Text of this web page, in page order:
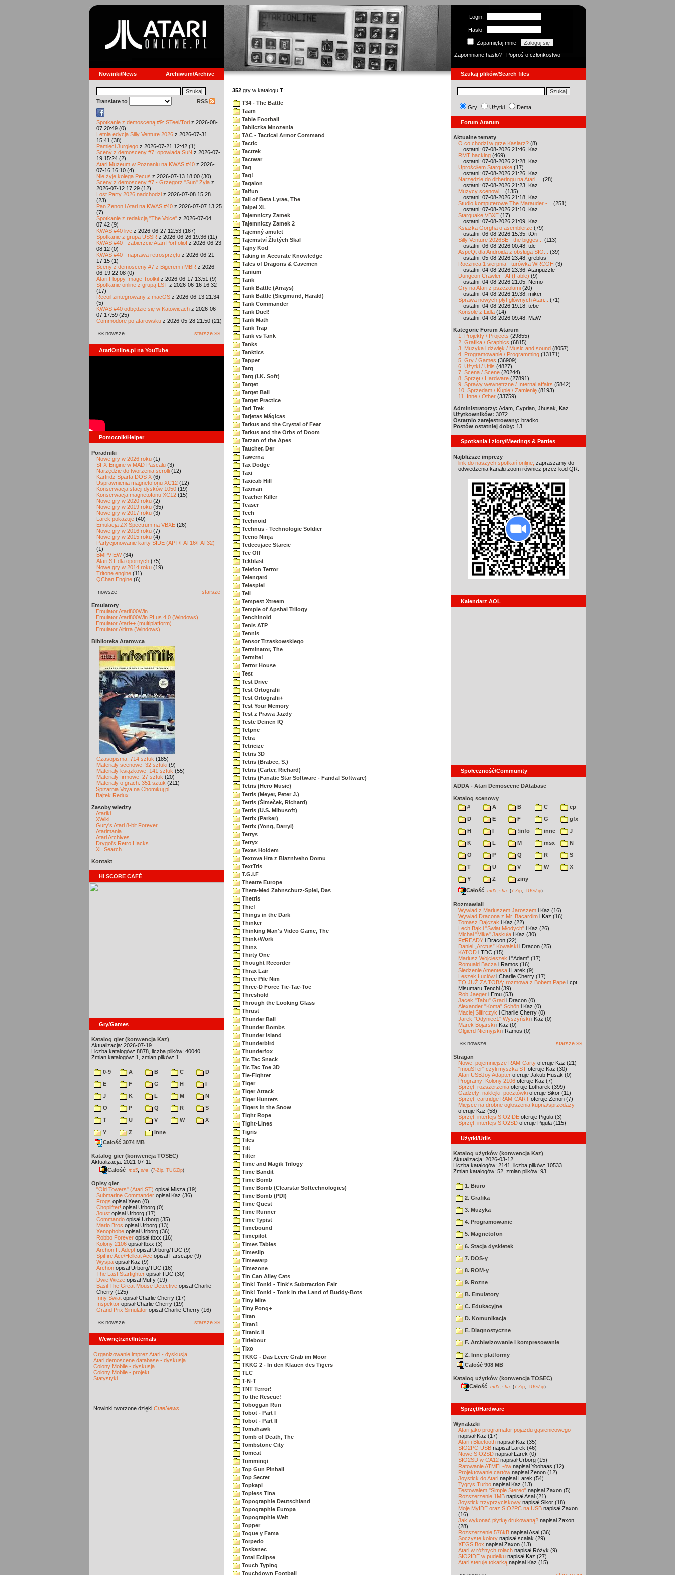
Login:
Hasło:
Zapamiętaj mnie
Zapomniane hasło?
Poproś o członkostwo
Nowinki/News Archiwum/Archive Szukaj plików/Search files
Translate to RSS
Spotkanie z demosceną #9: STeel/Tori z 2026-08-
07 20:49 (0)
Letnia edycja Silly Venture 2026 z 2026-07-31
15:41 (38)
Pamięci Jurgiego z 2026-07-21 12:42 (1)
Sceny z demosceny #7: opowiada SuN z 2026-07-
19 15:24 (2)
Atari Muzeum w Poznaniu na KWAS #40 z 2026-
07-16 16:10 (4)
Nie żyje kolega Pecuś z 2026-07-13 18:00 (30)
Sceny z demosceny #7 - Grzegorz "Sun" Żyła z
2026-07-12 17:29 (12)
Lost Party 2026 nadchodzi z 2026-07-08 15:28
(23)
Pan Zenon i Atari na KWAS #40 z 2026-07-07 13:25
(7)
Spotkanie z redakcją "The Voice" z 2026-07-04
07:42 (9)
KWAS #40 live z 2026-06-27 12:53 (167)
Spotkanie z grupą USSR z 2026-06-26 19:36 (11)
KWAS #40 - zabierzcie Atari Portfolio! z 2026-06-23
08:12 (0)
KWAS #40 - naprawa retrosprzętu z 2026-06-21
17:15 (1)
Sceny z demosceny #7 z Bigerem i MBR z 2026-
06-19 22:08 (0)
Atari Floppy Image Toolkit z 2026-06-17 13:51 (9)
Spotkanie online z grupą LST z 2026-06-16 16:32
(17)
Recoil zintegrowany z macOS z 2026-06-13 21:34
(5)
KWAS #40 odbędzie się w Katowicach z 2026-06-
07 17:59 (25)
Commodore po atarowsku z 2026-05-28 21:50 (21)
«« nowsze starsze »»
AtariOnline.pl na YouTube
Pomocnik/Helper
Poradniki
Nowe gry w 2026 roku (1)
SFX-Engine w MAD Pascalu (3)
Narzędzie do tworzenia scrolli (12)
Kartridż Sparta DOS X (6)
Usprawnienia magnetofonu XC12 (12)
Konserwacja stacji dysków 1050 (19)
Konserwacja magnetofonu XC12 (15)
Nowe gry w 2020 roku (2)
Nowe gry w 2019 roku (35)
Nowe gry w 2017 roku (3)
Larek pokazuje (40)
Emulacja ZX Spectrum na VBXE (26)
Nowe gry w 2016 roku (7)
Nowe gry w 2015 roku (4)
Partycjonowanie karty SIDE (APT/FAT16/FAT32)
(1)
BMPVIEW(34)
Atari ST dla opornych (75)
Nowe gry w 2014 roku (19)
Tritone engine (11)
QChan Engine (6)
nowsze starsze
Emulatory
Emulator Atari800Win
Emulator Atari800Win PLus 4.0 (Windows)
Emulator Atari++ (multiplatform)
Emulator Altirra (Windows)
Biblioteka Atarowca
Czasopisma: 714 sztuk (185)
Materiały scenowe: 32 sztuki (9)
Materiały książkowe: 141 sztuk (55)
Materiały firmowe: 27 sztuk (20)
Materiały o grach: 351 sztuk (211)
Spiżarnia Voya na Chomikuj.pl
Bajtek Redux
Zasoby wiedzy
Atariki
XWiki
Gury's Atari 8-bit Forever
Atarimania
Atari Archives
Drygol's Retro Hacks
XL Search
Kontakt
HI SCORE CAFÉ
Gry/Games
Katalog gier (konwencja Kaz)
Aktualizacja: 2026-07-19
Liczba katalogów: 8878, liczba plików: 40040
Zmian katalogów: 1, zmian plików: 1
0-9 A B C
D
E
F G H
I
J
K L M
N
O
P Q R
S
T
U V W
X
Y
Z
inne
Całość 3074 MB
Katalog gier (konwencja TOSEC)
Aktualizacja: 2021-07-11
Całość md5 sha (7-Zip TUGZip)
Opisy gier
"Old Towers" (Atari ST) opisał Misza (19)
Submarine Commander opisał Kaz (36)
Frogs opisał Xeen (0)
Choplifter! opisał Urborg (0)
Joust opisał Urborg (17)
Commando opisał Urborg (35)
Mario Bros opisał Urborg (13)
Xenophobe opisał Urborg (36)
Robbo Forever opisał tbxx (16)
Kolony 2106 opisał tbxx (3)
Archon II: Adept opisał Urborg/TDC (9)
Spitfire Ace/Hellcat Ace opisał Farscape (9)
Wyspa opisał Kaz (9)
Archon opisał Urborg/TDC (16)
The Last Starfighter opisał TDC (30)
Dwie Wieże opisał Muffy (19)
Basil The Great Mouse Detective opisał Charlie
Cherry (125)
Inny Świat opisał Charlie Cherry (17)
Inspektor opisał Charlie Cherry (19)
Grand Prix Simulator opisał Charlie Cherry (16)
«« nowsze starsze »»
Wewnętrzne/Internals
Organizowanie imprez Atari - dyskusja
Atari demoscene database - dyskusja
Colony Mobile - dyskusja
Colony Mobile - projekt
Statystyki
Nowinki tworzone dzięki CuteNews
352 gry w katalogu T:
T34 - The Battle
Taam
Table Football
Tabliczka Mnozenia
TAC - Tactical Armor Command
Tactic
Tactrek
Tactwar
Tag
Tag!
Tagalon
Taifun
Tail of Beta Lyrae, The
Taipei XL
Tajemniczy Zamek
Tajemniczy Zamek 2
Tajemný amulet
Tajemství Žlutých Skal
Tajny Kod
Taking in Accurate Knowledge
Tales of Dragons & Cavemen
Tanium
Tank
Tank Battle (Arrays)
Tank Battle (Siegmund, Harald)
Tank Commander
Tank Duel!
Tank Math
Tank Trap
Tank vs Tank
Tanks
Tanktics
Tapper
Targ
Targ (I.K. Soft)
Target
Target Ball
Target Practice
Tari Trek
Tarjetas Mágicas
Tarkus and the Crystal of Fear
Tarkus and the Orbs of Doom
Tarzan of the Apes
Taucher, Der
Tawerna
Tax Dodge
Taxi
Taxicab Hill
Taxman
Teacher Killer
Teaser
Tech
Technoid
Technus - Technologic Soldier
Tecno Ninja
Tedecujace Starcie
Tee Off
Tekblast
Telefon Terror
Telengard
Telespiel
Tell
Tempest Xtreem
Temple of Apshai Trilogy
Tenchinoid
Tenis ATP
Tennis
Tensor Trzaskowskiego
Terminator, The
Termite!
Terror House
Test
Test Drive
Test Ortografii
Test Ortografii+
Test Your Memory
Test z Prawa Jazdy
Teste Deinen IQ
Tetpnc
Tetra
Tetricize
Tetris 3D
Tetris (Brabec, S.)
Tetris (Carter, Richard)
Tetris (Fanatic Star Software - Fandal Software)
Tetris (Hero Music)
Tetris (Meyer, Peter J.)
Tetris (Šimeček, Richard)
Tetris (U.S. Mibusoft)
Tetrix (Parker)
Tetrix (Yong, Darryl)
Tetrys
Tetryx
Texas Holdem
Textova Hra z Blazniveho Domu
TextTris
T.G.I.F
Theatre Europe
Thera-Med Zahnschutz-Spiel, Das
Thetris
Thief
Things in the Dark
Thinker
Thinking Man's Video Game, The
Think+Work
Thinx
Thirty One
Thought Recorder
Thrax Lair
Three Pile Nim
Three-D Force Tic-Tac-Toe
Threshold
Through the Looking Glass
Thrust
Thunder Ball
Thunder Bombs
Thunder Island
Thunderbird
Thunderfox
Tic Tac Snack
Tic Tac Toe 3D
Tie-Fighter
Tiger
Tiger Attack
Tiger Hunters
Tigers in the Snow
Tight Rope
Tight-Lines
Tigris
Tiles
Tilt
Tilter
Time and Magik Trilogy
Time Bandit
Time Bomb
Time Bomb (Clearstar Softechnologies)
Time Bomb (PDI)
Time Quest
Time Runner
Time Typist
Timebound
Timepilot
Times Tables
Timeslip
Timewarp
Timezone
Tin Can Alley Cats
Tink! Tonk! - Tink's Subtraction Fair
Tink! Tonk! - Tonk in the Land of Buddy-Bots
Tiny Mite
Tiny Pong+
Titan
Titan1
Titanic II
Titlebout
Tixo
TKKG - Das Leere Grab im Moor
TKKG 2 - In den Klauen des Tigers
TLC
T-N-T
TNT Terror!
To the Rescue!
Toboggan Run
Tobot - Part I
Tobot - Part II
Tomahawk
Tomb of Death, The
Tombstone City
Tomcat
Tommingi
Top Gun Pinball
Top Secret
Topkapi
Topless Tina
Topographie Deutschland
Topographie Europa
Topographie Welt
Topper
Toque y Fama
Torpedo
Toskanec
Total Eclipse
Touch Typing
Touchdown Football
Gry Użytki Dema
Forum Atarum
Aktualne tematy
O co chodzi w grze Kasiarz? (8)
ostatni: 07-08-2026 21:46, Kaz
RMT hacking (469)
ostatni: 07-08-2026 21:28, Kaz
Uprościłem Starquake (17)
ostatni: 07-08-2026 21:26, Kaz
Narzędzie do ditheringu na Atari ...
(28)
ostatni: 07-08-2026 21:23, Kaz
Muzycy scenowi...
(135)
ostatni: 07-08-2026 21:18, Kaz
Studio komputerowe The Marauder -...
(251)
ostatni: 07-08-2026 21:10, Kaz
Starquake VBXE (17)
ostatni: 07-08-2026 21:09, Kaz
Książka Gorgha o asemblerze (79)
ostatni: 06-08-2026 15:35, tOri
Silly Venture 2026SE - the bigges...
(113)
ostatni: 06-08-2026 00:48, tdc
AspeQt dla Androida z obsługą SIO...
(39)
ostatni: 05-08-2026 23:48, greblus
Rocznica 1 sierpnia - turówka WRCOH (3)
ostatni: 04-08-2026 23:36, Ataripuzzle
Dungeon Crawler - AI (Fable) (9)
ostatni: 04-08-2026 21:05, Nemo
Gry na Atari z pszczołami (20)
ostatni: 04-08-2026 19:38, miker
Sprawa nowych płyt głównych Atari...
(71)
ostatni: 04-08-2026 19:18, tebe
Konsole z Lidla (14)
ostatni: 04-08-2026 09:48, MaW
Kategorie Forum Atarum
1. Projekty / Projects (29855)
2. Grafika / Graphics (6815)
3. Muzyka i dźwięk / Music and sound (8057)
4. Programowanie / Programming (13171)
5. Gry / Games (36909)
6. Użytki / Utils (4827)
7. Scena / Scene (20244)
8. Sprzęt / Hardware (27891)
9. Sprawy wewnętrzne / Internal affairs (5842)
10. Sprzedam / Kupię / Zamienię (8193)
11. Inne / Other (33759)
Administratorzy: Adam, Cyprian, Jhusak, Kaz
Użytkowników: 3072
Ostatnio zarejestrowany: bradko
Postów ostatniej doby: 13
Spotkania i zloty/Meetings & Parties
Najbliższe imprezy
link do naszych spotkań online, zapraszamy do
odwiedzenia kanału zoom również przez kod QR:
Kalendarz AOL
Społeczność/Community
ADDA - Atari Demoscene DAtabase
Katalog scenowy
#
A B C
cp
D
E F G
gfx
H
I !info inne
J
K
L M msx
N
O
P Q R
S
T
U V W
X
Y
Z
ziny
Całość md5 sha (7-Zip TUGZip)
Rozmawiali
Wywiad z Mariuszem Jaroszem i Kaz (16)
Wywiad Dracona z Mr. Bacardim i Kaz (16)
Tomasz Dajczak i Kaz (22)
Lech Bąk i "Świat Młodych" i Kaz (26)
Michał "Mike" Jaskuła i Kaz (30)
F#READY i Dracon (22)
Daniel „Arctus” Kowalski i Dracon (25)
KATOD i TDC (15)
Mariusz Wojcieszek i "Adam" (17)
Romuald Bacza i Ramos (16)
Śledzenie Amentesa i Larek (9)
Leszek Łuciów i Charlie Cherry (17)
TO JUŻ ZA TOBĄ: rozmowa z Bobem Pape i cpt.
Misumaru Tenchi (39)
Rob Jaeger i Emu (53)
Jacek "Tabu" Grad i Dracon (0)
Alexander "Koma" Schön i Kaz (0)
Maciej Ślifirczyk i Charlie Cherry (0)
Jarek "Odyniec1" Wyszyński i Kaz (0)
Marek Bojarski i Kaz (0)
Olgierd Niemyjski i Ramos (0)
«« nowsze starsze »»
Stragan
Nowe, pojemniejsze RAM-Carty oferuje Kaz (21)
"mouSTer" czyli myszka ST oferuje Kaz (30)
Atari USBJoy Adapter oferuje Jakub Husak (0)
Programy: Kolony 2106 oferuje Kaz (7)
Sprzęt: rozszerzenia oferuje Lotharek (399)
Gadżety: naklejki, pocztówki oferuje Sikor (11)
Sprzęt: cartridge RAM-CART oferuje Zenon (7)
Miejsce na drobne ogłoszenia kupna/sprzedaży
oferuje Kaz (58)
Sprzęt: interfejs SIO2IDE oferuje Piguła (3)
Sprzęt: interfejs SIO2SD oferuje Piguła (115)
Użytki/Utils
Katalog użytków (konwencja Kaz)
Aktualizacja: 2026-03-12
Liczba katalogów: 2141, liczba plików: 10533
Zmian katalogów: 52, zmian plików: 93
1. Biuro
2. Grafika
3. Muzyka
4. Programowanie
5. Magnetofon
6. Stacja dyskietek
7. DOS-y
8. ROM-y
9. Rozne
B. Emulatory
C. Edukacyjne
D. Komunikacja
E. Diagnostyczne
F. Archiwizowanie i kompresowanie
Z. Inne platformy
Całość 908 MB
Katalog użytków (konwencja TOSEC)
Całość md5 sha (7-Zip TUGZip)
Sprzęt/Hardware
Wynalazki
Atari jako programator pojazdu gąsienicowego
napisał Kaz (17)
Atari i Bluetooth napisał Kaz (35)
SIO2PC-USB napisał Larek (46)
Nowe SIO2SD napisał Larek (0)
SIO2SD w CA12 napisał Urborg (15)
Ratowanie ATMEL-ów napisał Yoohaas (12)
Projektowanie cartów napisał Zenon (12)
Joystick do Atari napisał Larek (54)
Tygrys Turbo napisał Kaz (13)
Testowałem "Simple Stereo" napisał Zaxon (5)
Rozszerzenie 1MB napisał Asal (21)
Joystick trzyprzyciskowy napisał Sikor (18)
Moje MyIDE oraz SIO2PC na USB napisał Zaxon
(16)
Jak wykonać płytkę drukowaną? napisał Zaxon
(28)
Rozszerzenie 576kB napisał Asal (36)
Soczyste kolory napisał scalak (29)
XEGS Box napisał Zaxon (13)
Atari w różnych rolach napisał Różyk (9)
SIO2IDE w pudełku napisał Kaz (27)
Atari steruje tokarką napisał Kaz (15)